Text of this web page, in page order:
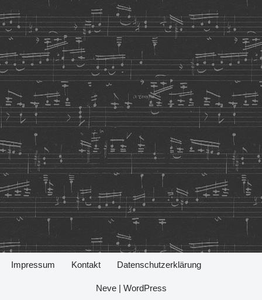
Impressum Kontakt Datenschutzerklärung
Neve| WordPress